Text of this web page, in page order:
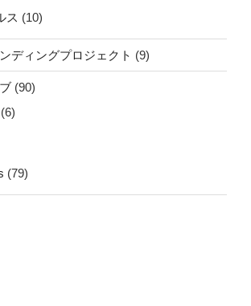
ス (10)
ディングプロジェクト (9)
(90)
(6)
(79)